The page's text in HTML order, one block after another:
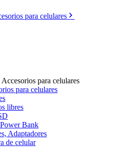
para celulares
Accesorios para celulares
para celulares
libres
Bank
Adaptadores
de celular